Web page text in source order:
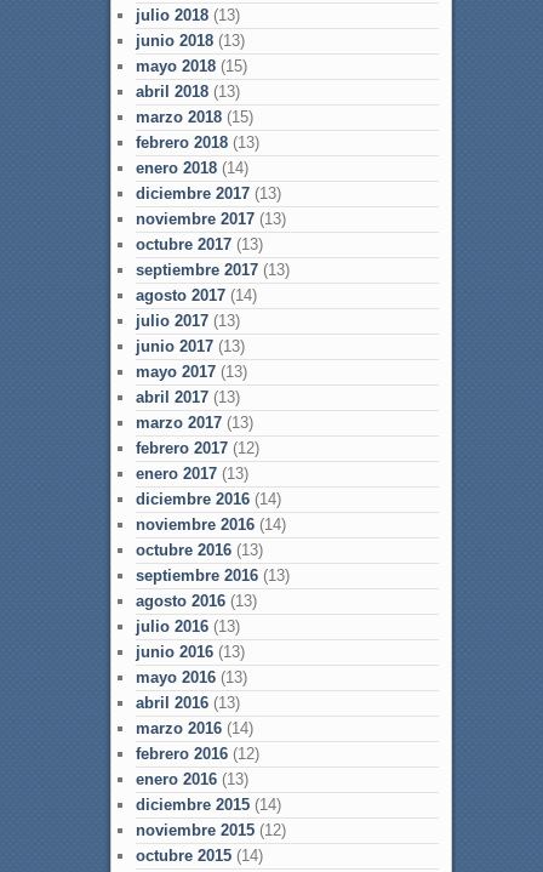
julio 2018(13)
junio 2018(13)
mayo 2018(15)
abril 2018(13)
marzo 2018(15)
febrero 2018(13)
enero 2018(14)
diciembre 2017(13)
noviembre 2017(13)
octubre 2017(13)
septiembre 2017(13)
agosto 2017(14)
julio 2017(13)
junio 2017(13)
mayo 2017(13)
abril 2017(13)
marzo 2017(13)
febrero 2017(12)
enero 2017(13)
diciembre 2016(14)
noviembre 2016(14)
octubre 2016(13)
septiembre 2016(13)
agosto 2016(13)
julio 2016(13)
junio 2016(13)
mayo 2016(13)
abril 2016(13)
marzo 2016(14)
febrero 2016(12)
enero 2016(13)
diciembre 2015(14)
noviembre 2015(12)
octubre 2015(14)